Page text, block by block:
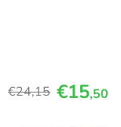
€24,15 €15,50